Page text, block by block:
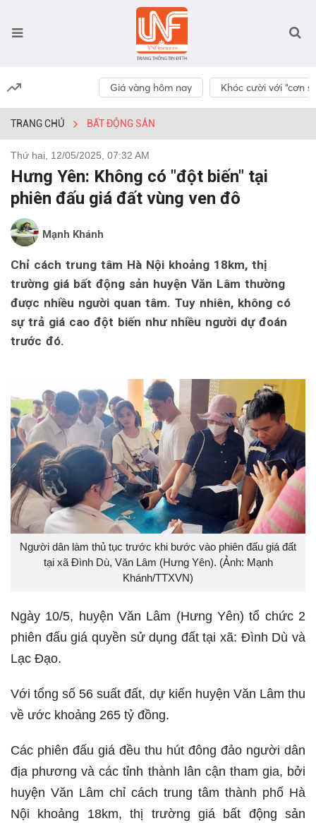
Giá vàng hôm nay Khóc cười với “cơn
TRANG CHỦ BẤT ĐỘNG SẢN
Thứ hai, 12/05/2025, 07:32 AM
Hưng Yên: Không có "đột biến" tại
phiên đấu giá đất vùng ven đô
Mạnh Khánh
Chỉ cách trung tâm Hà Nội khoảng 18km, thị
trường giá bất động sản huyện Văn Lâm thường
được nhiều người quan tâm. Tuy nhiên, không có
sự trả giá cao đột biến như nhiều người dự đoán
trước đó.
Người dân làm thủ tục trước khi bước vào phiên đấu giá đất
tại xã Đình Dù, Văn Lâm (Hưng Yên). (Ảnh: Mạnh
Khánh/TTXVN)
Ngày 10/5, huyện Văn Lâm (Hưng Yên) tổ chức 2
phiên đấu giá quyền sử dụng đất tại xã: Đình Dù và
Lạc Đạo.
Với tổng số 56 suất đất, dự kiến huyện Văn Lâm thu
về ước khoảng 265 tỷ đồng.
Các phiên đấu giá đều thu hút đông đảo người dân
địa phương và các tỉnh thành lân cận tham gia, bởi
huyện Văn Lâm chỉ cách trung tâm thành phố Hà
Nội khoảng 18km, thị trường giá bất động sản